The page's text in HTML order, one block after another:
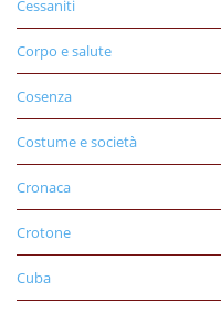
Cessaniti
Corpo e salute
Cosenza
Costume e società
Cronaca
Crotone
Cuba